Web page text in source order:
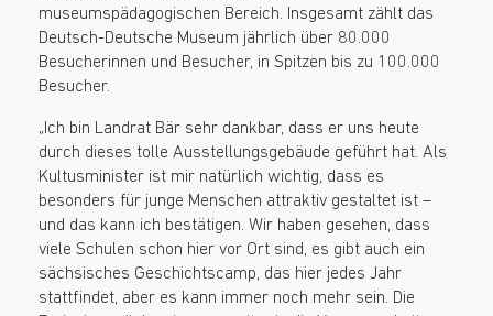
museumspädagogischen Bereich. Insgesamt zählt das
Deutsch-Deutsche Museum jährlich über 80.000
Besucherinnen und Besucher, in Spitzen bis zu 100.000
Besucher.
„Ich bin Landrat Bär sehr dankbar, dass er uns heute
durch dieses tolle Ausstellungsgebäude geführt hat. Als
Kultusminister ist mir natürlich wichtig, dass es
besonders für junge Menschen attraktiv gestaltet ist –
und das kann ich bestätigen. Wir haben gesehen, dass
viele Schulen schon hier vor Ort sind, es gibt auch ein
sächsisches Geschichtscamp, das hier jedes Jahr
stattfindet, aber es kann immer noch mehr sein. Die